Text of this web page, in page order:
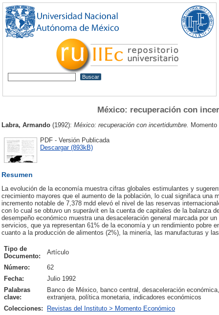
México: recuperación con
Labra, Armando (1992): México: recuperación con incertidumbre.
PDF - Versión Publicada
Descargar (893kB)
Resumen
La evolución de la economía muestra cifras globales estimulantes y
crecimiento mayores que el aumento de la población, lo cual signifaca una
incremento notable de 7,378 mdd elevó el nivel de las reservas
con lo cual se obtuvo un superávit en la cuenta de capitales de la balanza
desempeño económico muestra una desaceleración general marcada por
servicios, que ya representan 61% de la economía y un rendimiento pobre
cuanto a la producción de alimentos (2%), la minería, las manufacturas y
Tipo de
Documento:
Artículo
Número:
62
Fecha:
Julio 1992
Palabras
clave:
Banco de México, banco central, desaceleración
extranjera, política monetaria, indicadores económicos
Colecciones:
Revistas del Instituto > Momento Económico